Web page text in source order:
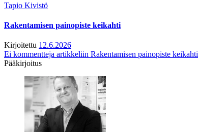
Tapio Kivistö
Rakentamisen painopiste keikahti
Kirjoitettu 12.6.2026
Ei kommentteja artikkeliin Rakentamisen painopiste keikahti
Pääkirjoitus